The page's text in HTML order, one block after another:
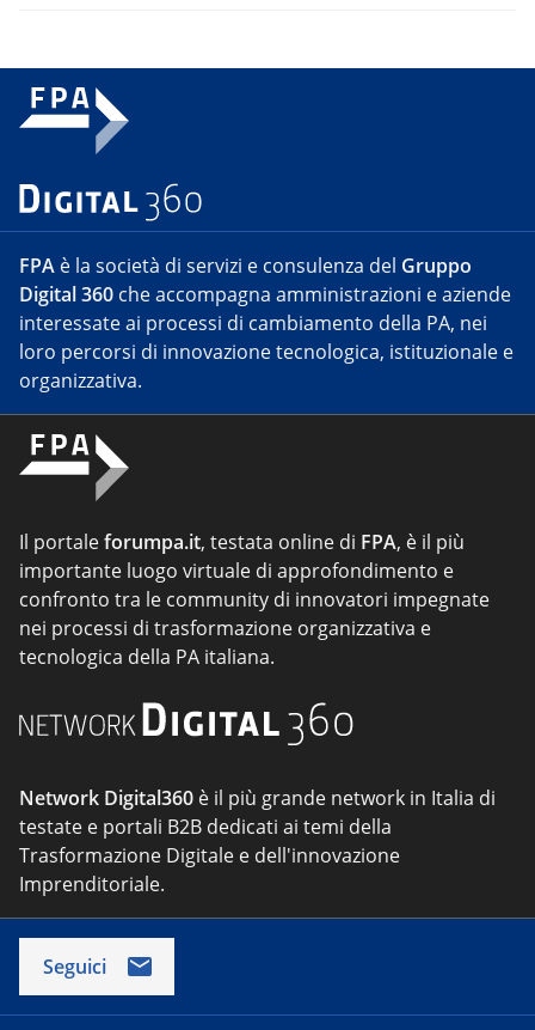
FPA è la società di servizi e consulenza del Gruppo
Digital 360 che accompagna amministrazioni e aziende
interessate ai processi di cambiamento della PA, nei
loro percorsi di innovazione tecnologica, istituzionale e
organizzativa.
Il portaleforumpa.it, testata online di FPA, è il più
importante luogo virtuale di approfondimento e
confronto tra le community di innovatori impegnate
nei processi di trasformazione organizzativa e
tecnologica della PA italiana.
Network Digital360 è il più grande network in Italia di
testate e portali B2B dedicati ai temi della
Trasformazione Digitale e dell'innovazione
Imprenditoriale.
Seguici